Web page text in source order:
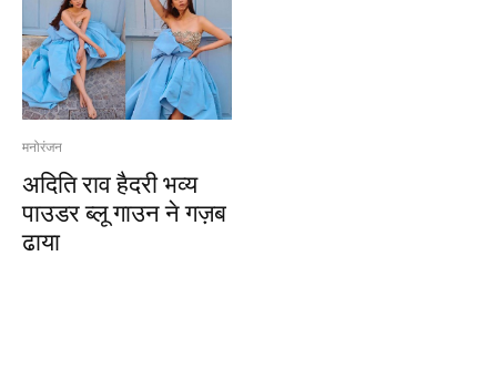
मनोरंजन
अदिति राव हैदरी भव्य
पाउडर ब्लू गाउन ने गज़ब
ढाया